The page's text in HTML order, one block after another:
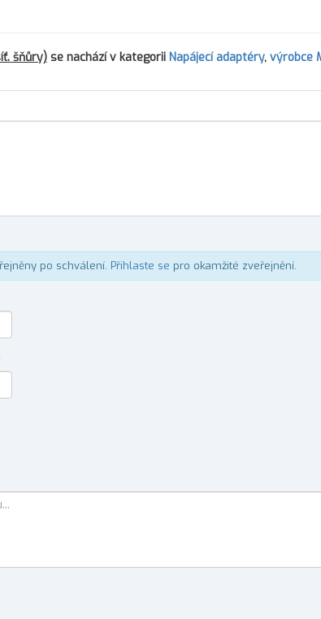
šňůry) se nachází v kategorii Napájecí adaptéry, výrobce
po schválení. Přihlaste se pro okamžité zveřejnění.